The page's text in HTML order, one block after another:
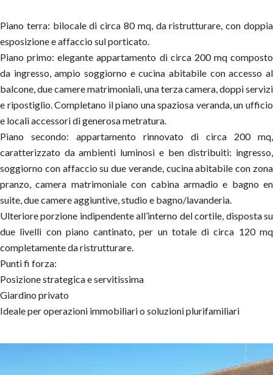
Piano terra: bilocale di circa 80 mq, da ristrutturare, con doppia
esposizione e affaccio sul porticato.
Piano primo: elegante appartamento di circa 200 mq composto
da ingresso, ampio soggiorno e cucina abitabile con accesso al
balcone, due camere matrimoniali, una terza camera, doppi servizi
e ripostiglio. Completano il piano una spaziosa veranda, un ufficio
e locali accessori di generosa metratura.
Piano secondo: appartamento rinnovato di circa 200 mq,
caratterizzato da ambienti luminosi e ben distribuiti: ingresso,
soggiorno con affaccio su due verande, cucina abitabile con zona
pranzo, camera matrimoniale con cabina armadio e bagno en
suite, due camere aggiuntive, studio e bagno/lavanderia.
Ulteriore porzione indipendente all’interno del cortile, disposta su
due livelli con piano cantinato, per un totale di circa 120 mq
completamente da ristrutturare.
Punti fi forza:
Posizione strategica e servitissima
Giardino privato
Ideale per operazioni immobiliari o soluzioni plurifamiliari